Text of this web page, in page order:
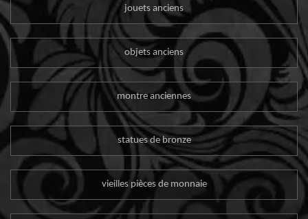
jouets anciens
objets anciens
montre anciennes
statues de bronze
vieilles pièces de monnaie